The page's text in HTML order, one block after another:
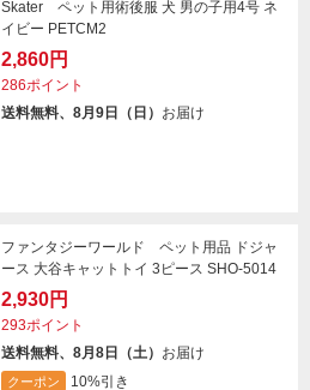
Skater ペット用術後服 犬 男の子用4号 ネ
イビー PETCM2
2,860円
286ポイント
送料無料、8月9日（日） お届け
ファンタジーワールド ペット用品 ドジャ
ース 大谷キャットトイ 3ピース SHO-5014
2,930円
293ポイント
送料無料、8月8日（土） お届け
クーポン 10%引き